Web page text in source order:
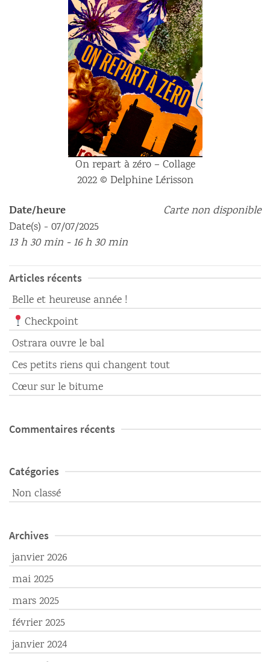
On repart à zéro – Collage
2022 © Delphine Lérisson
Carte non disponible
Date/heure
Date(s) - 07/07/2025
13 h 30 min - 16 h 30 min
Articles récents
Belle et heureuse année !
Checkpoint
Ostrara ouvre le bal
Ces petits riens qui changent tout
Cœur sur le bitume
Commentaires récents
Catégories
Non classé
Archives
janvier 2026
mai 2025
mars 2025
février 2025
janvier 2024